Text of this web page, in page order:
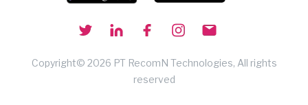
Copyright© 2026 PT RecomN Technologies, All rights
reserved